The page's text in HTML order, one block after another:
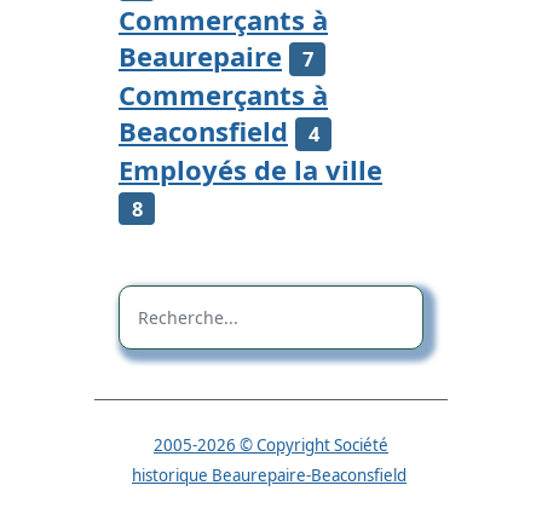
Commerçants à
Beaurepaire
7
Commerçants à
Beaconsfield
4
Employés de la ville
8
2005-2026 © Copyright Société
historique Beaurepaire-Beaconsfield